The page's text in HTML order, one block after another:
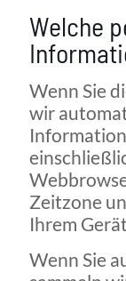
Welche
Wenn Sie
wir
Zeitzone
Ihrem
Wenn Sie